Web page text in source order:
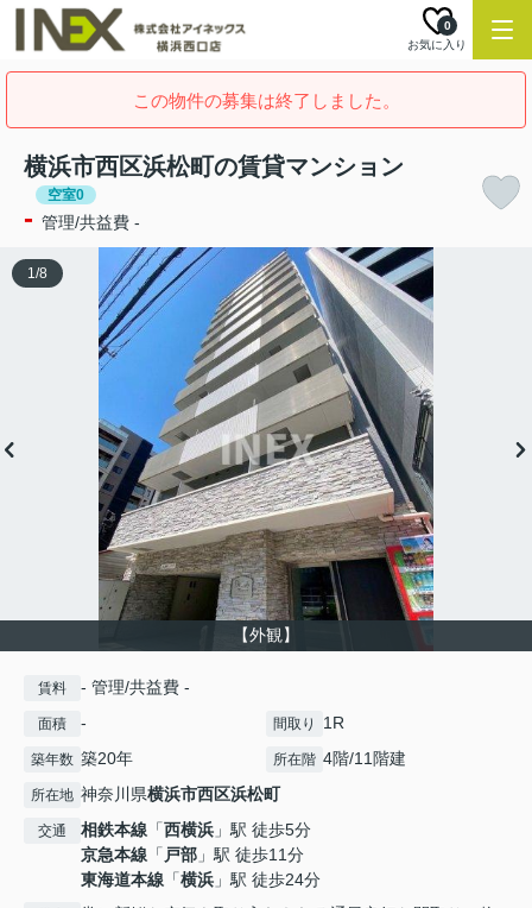
お気に入り
0
この物件の募集は終了しました。
横浜市西区浜松町の賃貸マンション
空室0
- 管理/共益費 -
【外観】
1/8
賃料 - 管理/共益費 -
面積 - 間取り 1R
築年数 築20年 所在階 4階/11階建
所在地 神奈川県横浜市西区浜松町
交通 相鉄本線 「西横浜 」駅 徒歩5分
京急本線 「 戸部 」駅 徒歩11分
東海道本線 「横浜 」駅 徒歩24分